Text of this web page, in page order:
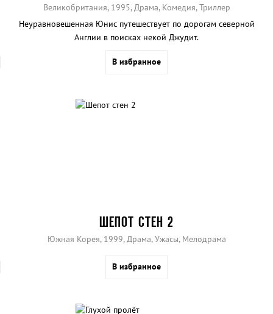
Великобритания, 1995, Драма, Комедия, Триллер
Неуравновешенная Юнис путешествует по дорогам северной
Англии в поисках некой Джудит.
В избранное
ШЕПОТ СТЕН 2
Южная Корея, 1999, Драма, Ужасы, Мелодрама
В избранное